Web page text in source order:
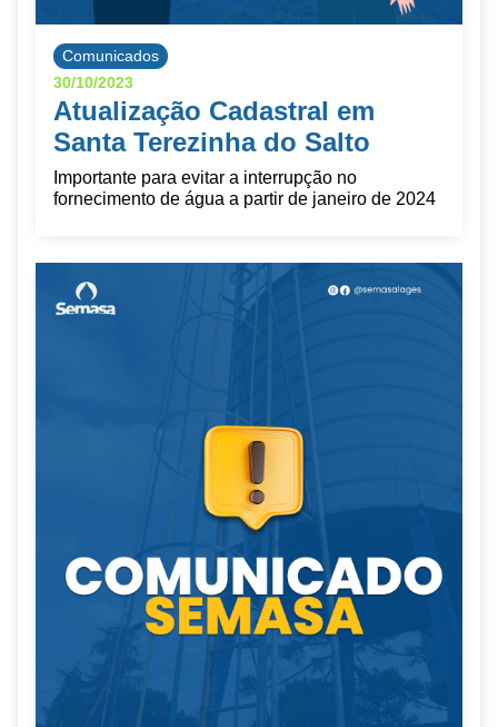
Comunicados
30/10/2023
Atualização Cadastral em
Santa Terezinha do Salto
Importante para evitar a interrupção no
fornecimento de água a partir de janeiro de 2024